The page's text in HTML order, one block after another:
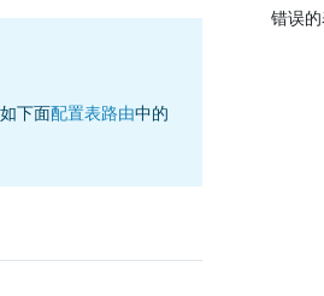
如下面配置表路由中的
错误